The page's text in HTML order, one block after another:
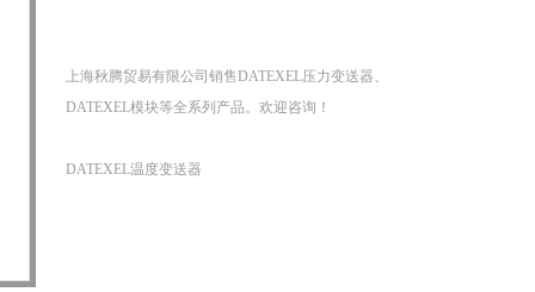
上海秋腾贸易有限公司销售DATEXEL压力变送器、
DATEXEL模块等全系列产品。欢迎咨询！
DATEXEL温度变送器